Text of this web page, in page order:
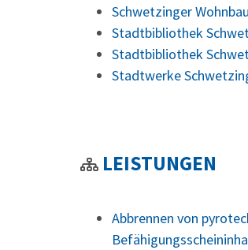
Schwetzinger
Stadtbibliothek
Stadtbibliothek
Stadtwerke
LEISTUNGEN
Abbrennen von